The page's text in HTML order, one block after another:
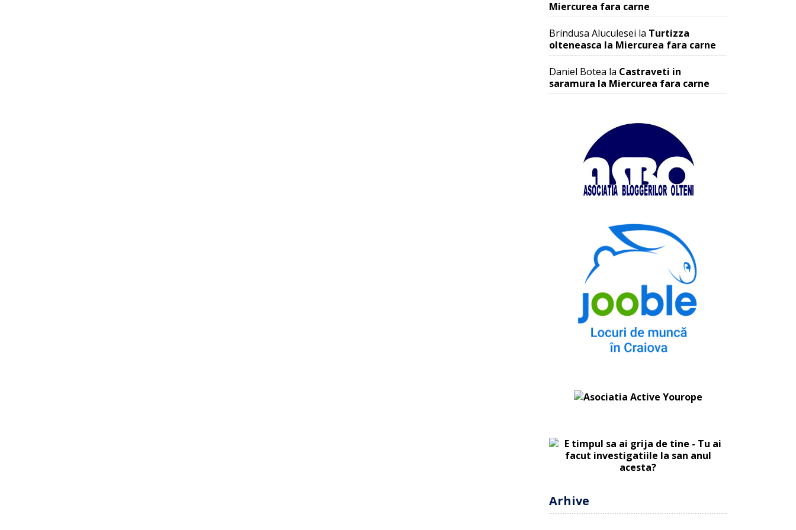
Miercurea fara carne
Brindusa Aluculesei la Turtizza
olteneasca la Miercurea fara carne
Daniel Botea la Castraveti in
saramura la Miercurea fara carne
Arhive